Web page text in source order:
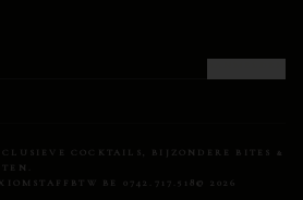
COCKTAILS, BIJZONDERE BITES &
STAFF BTW BE 0742.717.518© 2026